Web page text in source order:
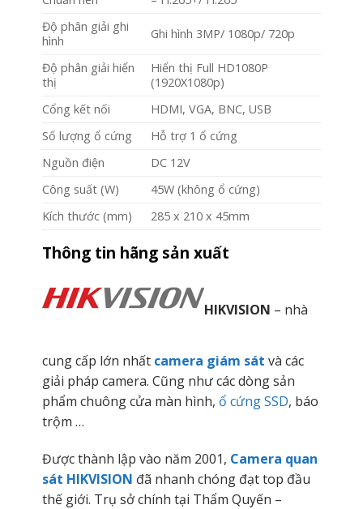
Độ phân giải ghi
hình
Ghi hình 3MP/ 1080p/ 720p
Độ phân giải hiển
thị
Hiển thị Full HD1080P
(1920X1080p)
Cổng kết nối
HDMI, VGA, BNC, USB
Số lượng ổ cứng
Hỗ trợ 1 ổ cứng
Nguồn điện
DC 12V
Công suất (W)
45W (không ổ cứng)
Kích thước (mm)
285 x 210 x 45mm
Thông tin hãng sản xuất
HIKVISION – nhà
cung cấp lớn nhất camera giám sát và các
giải pháp camera. Cũng như các dòng sản
phẩm chuông cửa màn hình, ổ cứng SSD, báo
trộm …
Được thành lập vào năm 2001, Camera quan
sát HIKVISION đã nhanh chóng đạt top đầu
thế giới. Trụ sở chính tại Thẩm Quyến –